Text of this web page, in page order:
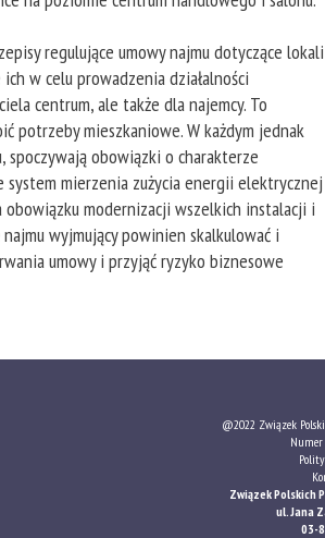
regulujące umowy najmu dotyczące lokali
w celu prowadzenia działalności
centrum, ale także dla najemcy. To
potrzeby mieszkaniowe. W każdym jednak
spoczywają obowiązki o charakterze
mierzenia zużycia energii elektrycznej
modernizacji wszelkich instalacji i
wyjmujący powinien skalkulować i
umowy i przyjąć ryzyko biznesowe
@2022 Związek
Numer
Związek Polskich
ul. Jana
03-